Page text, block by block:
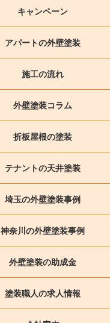
キャンペーン
アパートの外壁塗装
施工の流れ
外壁塗装コラム
折板屋根の塗装
テナントの天井塗装
埼玉の外壁塗装事例
神奈川の外壁塗装事例
外壁塗装の助成金
塗装職人の求人情報